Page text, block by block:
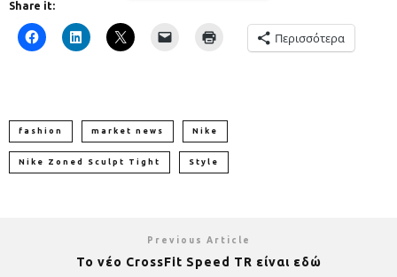
Share it:
Περισσότερα
fashion market news Nike
Nike Zoned Sculpt Tight Style
Previous Article
Το νέο CrossFit Speed TR είναι εδώ